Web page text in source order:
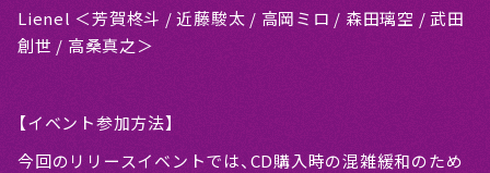
Lienel ＜芳賀柊斗 / 近藤駿太 / 高岡ミロ / 森田璃空 / 武田
創世 / 高桑真之＞
【イベント参加方法】
今回のリリースイベントでは、CD購入時の混雑緩和のため